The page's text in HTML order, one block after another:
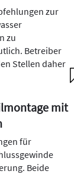
zur
zu
Betreiber
Stellen daher
mit
für
Beide